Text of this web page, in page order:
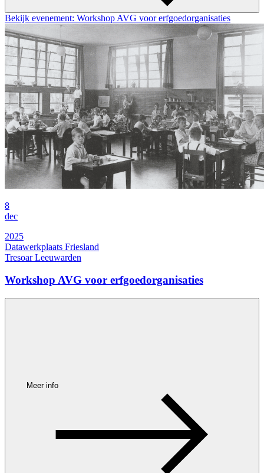
Bekijk evenement: Workshop AVG voor erfgoedorganisaties
8
dec
2025
Datawerkplaats Friesland
Tresoar Leeuwarden
Workshop AVG voor erfgoedorganisaties
Meer info